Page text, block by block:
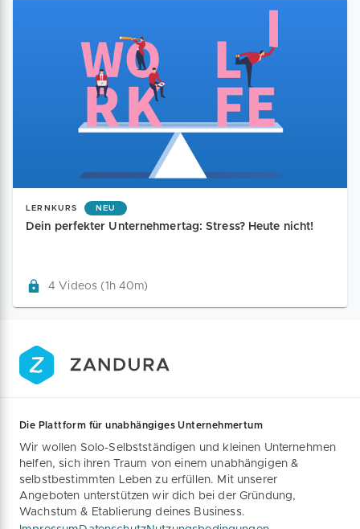
LERNKURS NEU
Dein perfekter Unternehmertag: Stress? Heute nicht!
4 Videos (1h 40m)
Die Plattform für unabhängiges Unternehmertum
Wir wollen Solo-Selbstständigen und kleinen Unternehmen
helfen, sich ihren Traum von einem unabhängigen &
selbstbestimmten Leben zu erfüllen. Mit unserer
Angeboten unterstützen wir dich bei der Gründung,
Wachstum & Etablierung deines Business.